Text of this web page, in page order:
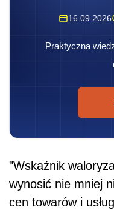
16.09.2026
Praktyczna
"Wskaźnik
wynosić nie mniej
cen towarów i